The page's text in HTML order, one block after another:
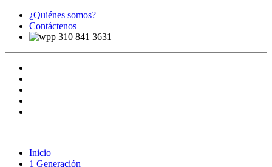
¿Quiénes somos?
Contáctenos
310 841 3631
Inicio
1 Generación